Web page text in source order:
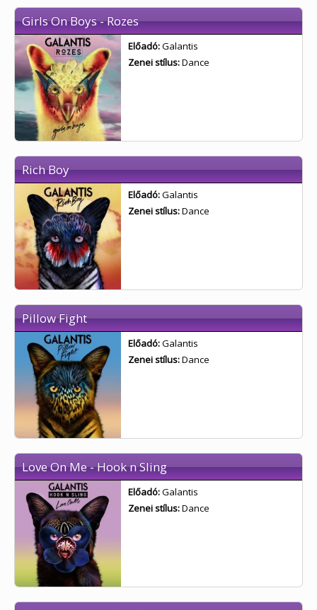
Girls On Boys - Rozes
Előadó:Galantis
Zenei stílus:Dance
Rich Boy
Előadó:Galantis
Zenei stílus:Dance
Pillow Fight
Előadó:Galantis
Zenei stílus:Dance
Love On Me - Hook n Sling
Előadó:Galantis
Zenei stílus:Dance